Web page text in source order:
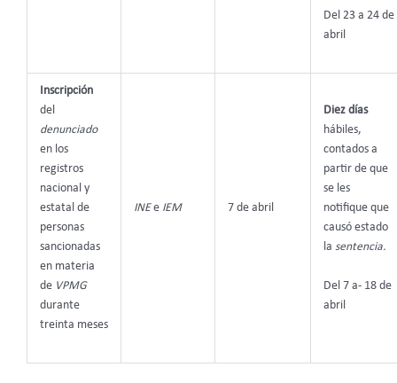
Del 23 a 24 de
abril
Inscripción
del
denunciado
en los
registros
nacional y
estatal de
personas
sancionadas
en materia
de VPMG
durante
treinta meses
INEe IEM 7 de abril
Diez días
hábiles,
contados a
partir de que
se les
notifique que
causó estado
la sentencia.
Del 7 a- 18 de
abril